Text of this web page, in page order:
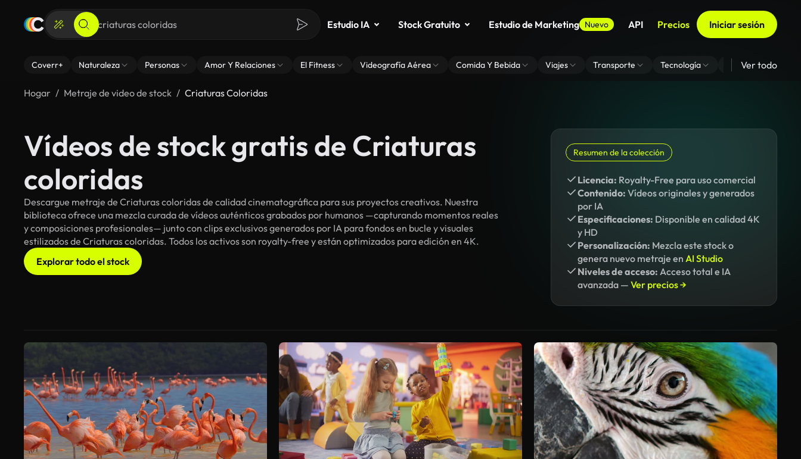
Estudio IA Stock Gratuito Estudio de Marketing Nuevo API Precios Iniciar sesión
Coverr+ Naturaleza Personas Amor Y Relaciones El Fitness Videografía Aérea Comida Y Bebida Viajes Transporte Tecnología Zoom De Fondo
Ver todo
Hogar Metraje de video de stock Criaturas Coloridas
Vídeos de stock gratis de Criaturas
coloridas
Descargue metraje de Criaturas coloridas de calidad cinematográfica para sus proyectos creativos. Nuestra
biblioteca ofrece una mezcla curada de vídeos auténticos grabados por humanos —capturando momentos reales
y composiciones profesionales— junto con clips exclusivos generados por IA para fondos en bucle y visuales
estilizados de Criaturas coloridas. Todos los activos son royalty-free y están optimizados para edición en 4K.
Explorar todo el stock
Resumen de la colección
Licencia: Royalty-Free para uso comercial
Contenido: Vídeos originales y generados
por IA
Especificaciones: Disponible en calidad 4K
y HD
Personalización: Mezcla este stock o
genera nuevo metraje en AI Studio
Niveles de acceso: Acceso total e IA
avanzada — Ver precios →